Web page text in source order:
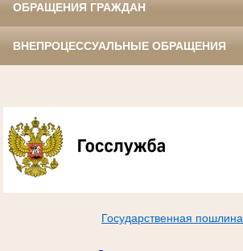
ОБРАЩЕНИЯ ГРАЖДАН
ВНЕПРОЦЕССУАЛЬНЫЕ ОБРАЩЕНИЯ
Государственная пошлина